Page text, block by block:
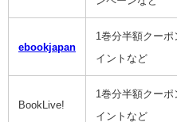
ebookjapan
1巻分半額クー
イントなど
BookLive!
1巻分半額クー
イントなど